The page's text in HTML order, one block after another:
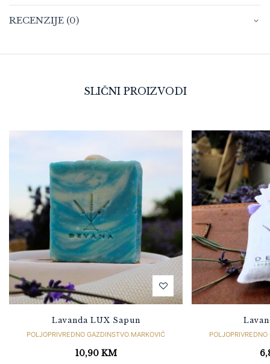
RECENZIJE (0)
SLIČNI PROIZVODI
Lavanda LUX Sapun
POLJOPRIVREDNO GAZDINSTVO MARKOVIĆ
10,90 KM